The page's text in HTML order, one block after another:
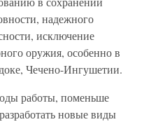
надежного
исключение
оружия, особенно в
Чечено-Ингушетии.
работы, поменьше
новые виды